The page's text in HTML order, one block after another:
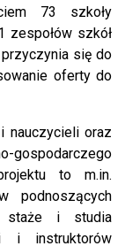
73 szkoły
zespołów szkół
się do
oferty do
nauczycieli oraz
gospodarczego
to m.in.
podnoszących
staże i studia
i instruktorów